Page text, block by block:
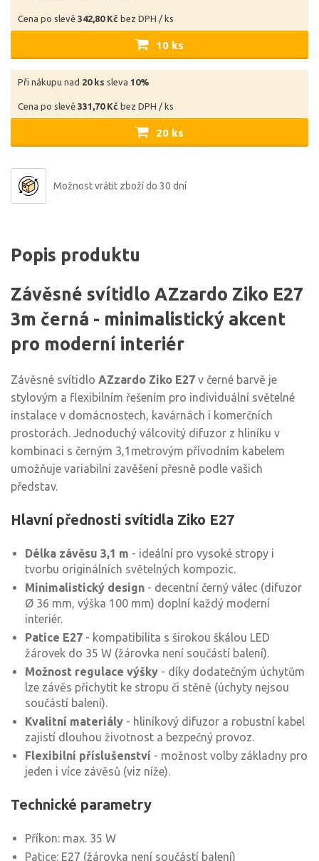
Cena po slevě 342,80 Kč bez DPH / ks
10 ks
Při nákupu nad 20 ks sleva 10%
Cena po slevě 331,70 Kč bez DPH / ks
20 ks
Možnost vrátit zboží do 30 dní
Popis produktu
Závěsné svítidlo AZzardo Ziko E27
3m černá - minimalistický akcent
pro moderní interiér
Závěsné svítidlo AZzardo Ziko E27 v černé barvě je
stylovým a flexibilním řešením pro individuální světelné
instalace v domácnostech, kavárnách i komerčních
prostorách. Jednoduchý válcovitý difuzor z hliníku v
kombinaci s černým 3,1metrovým přívodním kabelem
umožňuje variabilní zavěšení přesně podle vašich
představ.
Hlavní přednosti svítidla Ziko E27
Délka závěsu 3,1 m - ideální pro vysoké stropy i
tvorbu originálních světelných kompozic.
Minimalistický design - decentní černý válec (difuzor
Ø 36 mm, výška 100 mm) doplní každý moderní
interiér.
Patice E27 - kompatibilita s širokou škálou LED
žárovek do 35 W (žárovka není součástí balení).
Možnost regulace výšky - díky dodatečným úchytům
lze závěs přichytit ke stropu či stěně (úchyty nejsou
součástí balení).
Kvalitní materiály - hliníkový difuzor a robustní kabel
zajistí dlouhou životnost a bezpečný provoz.
Flexibilní příslušenství - možnost volby základny pro
jeden i více závěsů (viz níže).
Technické parametry
Příkon: max. 35 W
Patice: E27 (žárovka není součástí balení)